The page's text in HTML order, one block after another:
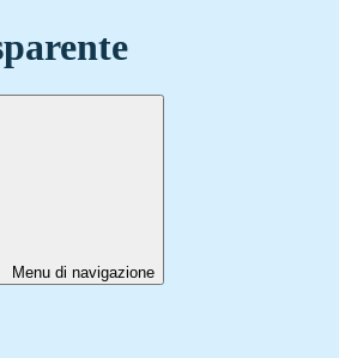
Menu di navigazione